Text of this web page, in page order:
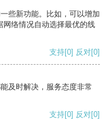
些新功能。比如，可以增加
网络情况自动选择最优的线
支持[0] 反对[0]
及时解决，服务态度非常
支持[0] 反对[0]